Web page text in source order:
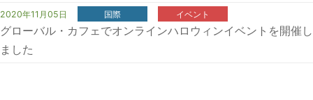
2020年11月05日 国際 イベント
グローバル・カフェでオンラインハロウィンイベントを開催し
ました